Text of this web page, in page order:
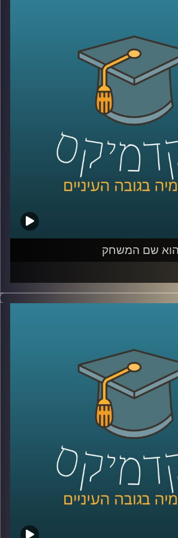
בסוריה ועלייתה של דאע"ש.
וד"ר מרדכי קידר לשיחה
ביום ירושלים וגולשת למזרח
איסלאם ומה שביניהם,
של ד"ר קידר לפיתרון
לסכסוך
שם המשחק
סייקס הבריטי לשארל
פיקו הצרפתי. הסכם זה למעשה
מסוימת את גורלו של
הלא הוא הסכם סייקס-פיקו.
הקולוניאליזם המערבי
לאחד שיעים, סונים,
נוצרים, יהודים ועוד
ואמנם, במידה
עימותים נקודתיים,
שנים אותן מדינות לאום